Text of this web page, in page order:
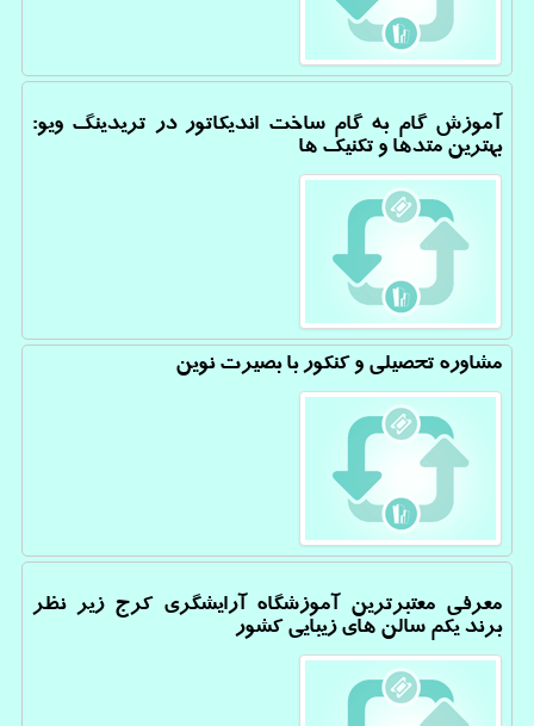
آموزش گام به گام ساخت اندیکاتور در تریدینگ ویو:
بهترین متدها و تکنیک ها
مشاوره تحصیلی و کنکور با بصیرت نوین
معرفی معتبرترین آموزشگاه آرایشگری کرج زیر نظر
برند یکم سالن های زیبایی کشور